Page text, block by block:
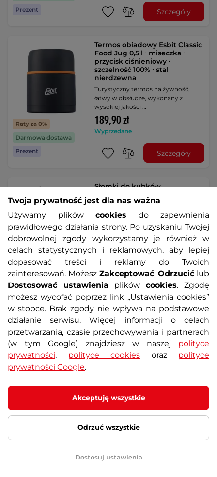
Prezent
Szczegóły
Raty za 0%
Darmowa dostawa
Prezent
Termos obiadowy Esbit Classic
Food Jug 0,5 l ∙ miseczka ∙
przycisk ciśnieniowy ∙
szczelność 100% ∙ stal
nierdzewna
Turystyczny termos na żywność,
łatwy w obsłudze, wykonany z
wysokiej jakości …
189,90 zł
Wyprzedane
Szczegóły
Słomki do kubków
szczoteczką czyszczącą ∙ 4 szt. ∙
bez BPA ∙ wielokrotnego
użytku ∙ bezwonne
Praktyczne wymienne słomki do
kubków termicznych, łatwe
przycinanie długości, …
7,90 zł
Dostępny – 10.8. u Ciebie
Kup teraz
Wkład chłodzący do torby
izotermicznej inSPORTline
17,8x12,2x1,2 cm
4.5
(1)
piknikowych i …
10,90 zł
Dostępny – 10.8. u Ciebie
Twoja prywatność jest dla nas ważna
Używamy plików cookies do zapewnienia
prawidłowego działania strony. Po uzyskaniu Twojej
dobrowolnej zgody wykorzystamy je również w
celach statystycznych i reklamowych, aby lepiej
dopasować treści i reklamy do Twoich
zainteresowań. Możesz Zakceptować, Odrzucić lub
Dostosować ustawienia plików cookies. Zgodę
możesz wycofać poprzez link „Ustawienia cookies”
w stopce. Brak zgody nie wpływa na podstawowe
działanie serwisu. Więcej informacji o celach
przetwarzania, czasie przechowywania i partnerach
(w tym Google) znajdziesz w naszej polityce
prywatności, polityce cookies oraz polityce
prywatności Google.
Akceptuję wszystkie
Odrzuć wszystkie
Dostosuj ustawienia